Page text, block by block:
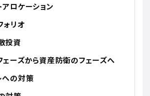
アロケーション
ォリオ
投資
ーズから資産防衛のフェーズへ
への対策